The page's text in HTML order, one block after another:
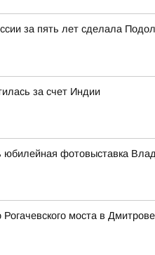
за пять лет сделала
за счет Индии
фотовыставка
моста в Дмитрове